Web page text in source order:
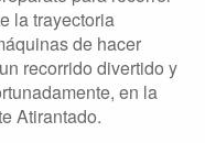
la trayectoria
de hacer
recorrido divertido y
en la
Atirantado.